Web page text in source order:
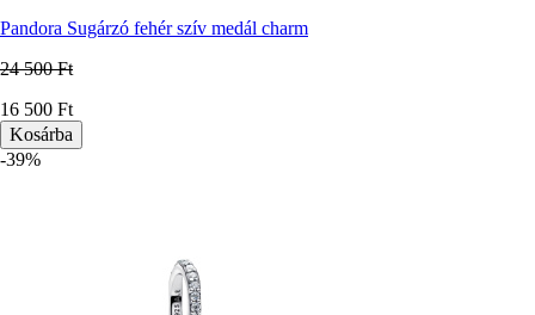
Pandora Sugárzó fehér szív medál charm
24 500 Ft
Ár
16 500 Ft
-39%